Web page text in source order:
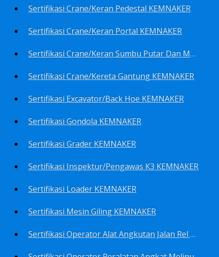
Sertifikasi Crane/Keran Pedestal KEMNAKER
Sertifikasi Crane/Keran Portal KEMNAKER
Sertifikasi Crane/Keran Sumbu Putar Dan Mesin Pancang KEMNAKER
Sertifikasi Crane/Kereta Gantung KEMNAKER
Sertifikasi Excavator/Back Hoe KEMNAKER
Sertifikasi Gondola KEMNAKER
Sertifikasi Grader KEMNAKER
Sertifikasi Inspektur/Pengawas K3 KEMNAKER
Sertifikasi Loader KEMNAKER
Sertifikasi Mesin Giling KEMNAKER
Sertifikasi Operator Alat Angkutan Jalan Rel Meliputi Operator Lokomotif Dan Lori KEMNAKER